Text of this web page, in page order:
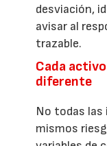
desviación,
avisar al
trazable.
Cada
diferente
No todas
mismos